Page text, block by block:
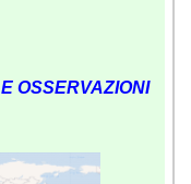
OSSERVAZIONI